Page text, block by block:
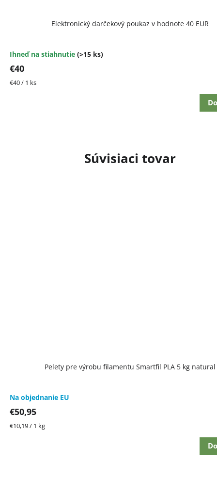
Súvisiaci tovar
Pelety pre výrobu filamentu Smartfil PLA 5 kg natural
Na objednanie EU
€50,95
Jednotková
€10,19 / 1 kg
Elektronický darčekový poukaz v hodnote 40 EUR
Ihneď na stiahnutie (>15 ks)
€40
Jednotková
€40 / 1 ks